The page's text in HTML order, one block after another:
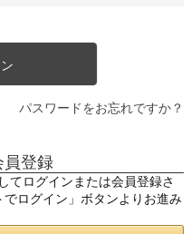
パスワードをお忘れですか？
員登録
てログインまたは会員登録さ
ログイン」ボタンよりお進み